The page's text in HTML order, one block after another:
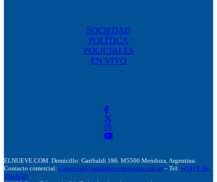
SOCIEDAD
POLÍTICA
POLICIALES
EN VIVO
ELNUEVE.COM. Domicillo: Garibaldi 186. M5500 Mendoza, Argentina.
Contacto comercial: comercial@canalnuevemendoza.com.ar – Tel: +(54) 9 261
4204020